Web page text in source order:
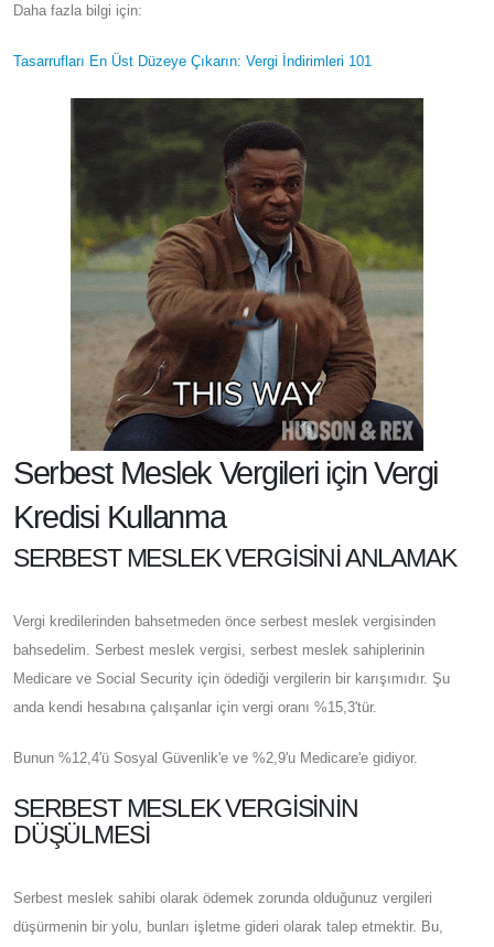
Daha fazla bilgi için:
Tasarrufları En Üst Düzeye Çıkarın: Vergi İndirimleri 101
Serbest Meslek Vergileri için Vergi
Kredisi Kullanma
SERBEST MESLEK VERGISINI ANLAMAK
Vergi kredilerinden bahsetmeden önce serbest meslek vergisinden
bahsedelim. Serbest meslek vergisi, serbest meslek sahiplerinin
Medicare ve Social Security için ödediği vergilerin bir karışımıdır. Şu
anda kendi hesabına çalışanlar için vergi oranı %15,3'tür.
Bunun %12,4'ü Sosyal Güvenlik'e ve %2,9'u Medicare'e gidiyor.
SERBEST MESLEK VERGISININ
DÜŞÜLMESI
Serbest meslek sahibi olarak ödemek zorunda olduğunuz vergileri
düşürmenin bir yolu, bunları işletme gideri olarak talep etmektir. Bu,